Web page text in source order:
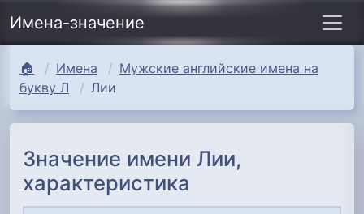
Имена-значение
🏠 Имена
Мужские английские имена на
букву Л
Лии
Значение имени Лии,
характеристика